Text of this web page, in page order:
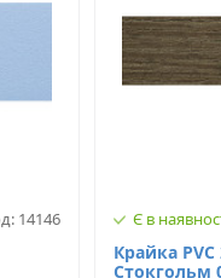
14146 Є в
Крайка
Стокгольм